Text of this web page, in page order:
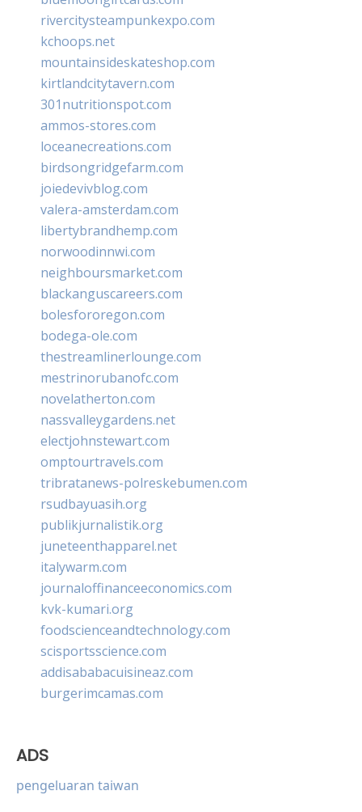
rivercitysteampunkexpo.com
kchoops.net
mountainsideskateshop.com
kirtlandcitytavern.com
301nutritionspot.com
ammos-stores.com
loceanecreations.com
birdsongridgefarm.com
joiedevivblog.com
valera-amsterdam.com
libertybrandhemp.com
norwoodinnwi.com
neighboursmarket.com
blackanguscareers.com
bolesfororegon.com
bodega-ole.com
thestreamlinerlounge.com
mestrinorubanofc.com
novelatherton.com
nassvalleygardens.net
electjohnstewart.com
omptourtravels.com
tribratanews-polreskebumen.com
rsudbayuasih.org
publikjurnalistik.org
juneteenthapparel.net
italywarm.com
journaloffinanceeconomics.com
kvk-kumari.org
foodscienceandtechnology.com
scisportsscience.com
addisababacuisineaz.com
burgerimcamas.com
ADS
pengeluaran taiwan